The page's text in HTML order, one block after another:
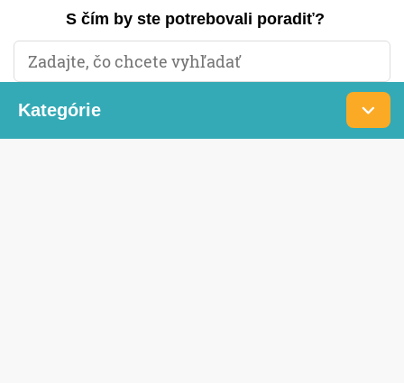
S čím by ste potrebovali poradiť?
Kategórie